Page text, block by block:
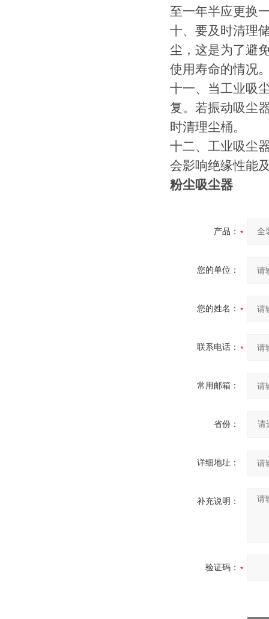
至一年半应更换
十、要及时清理
尘，这是为了避
使用寿命的情况
十一、当工业吸
复。若振动吸尘
时清理尘桶。
十二、工业吸尘
会影响绝缘性能
粉尘吸尘器
产品：
您的单位：
您的姓名：
联系电话：
常用邮箱：
省份：
详细地址：
补充说明：
验证码：